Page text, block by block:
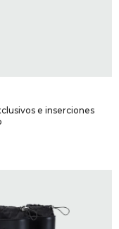
e inserciones